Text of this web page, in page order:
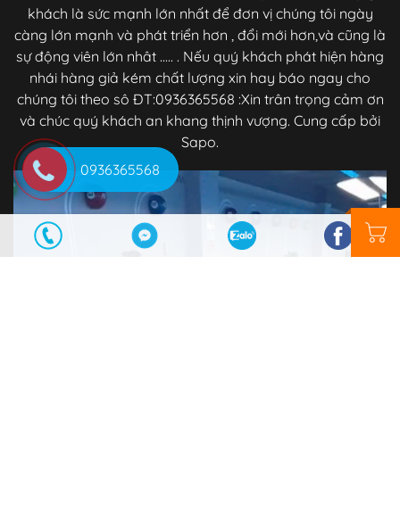
khách là sức mạnh lớn nhất để đơn vị chúng tôi ngày
càng lớn mạnh và phát triển hơn , đổi mới hơn,và cũng là
sự động viên lớn nhât ..... . Nếu quý khách phát hiện hàng
nhái hàng giả kém chất lượng xin hay báo ngay cho
chúng tôi theo sô ĐT:0936365568 :Xin trân trọng cảm ơn
và chúc quý khách an khang thịnh vượng. Cung cấp bởi
Sapo.
0936365568